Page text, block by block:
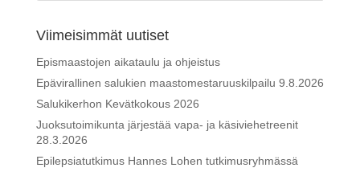
Viimeisimmät uutiset
Epismaastojen aikataulu ja ohjeistus
Epävirallinen salukien maastomestaruuskilpailu 9.8.2026
Salukikerhon Kevätkokous 2026
Juoksutoimikunta järjestää vapa- ja käsiviehetreenit
28.3.2026
Epilepsiatutkimus Hannes Lohen tutkimusryhmässä